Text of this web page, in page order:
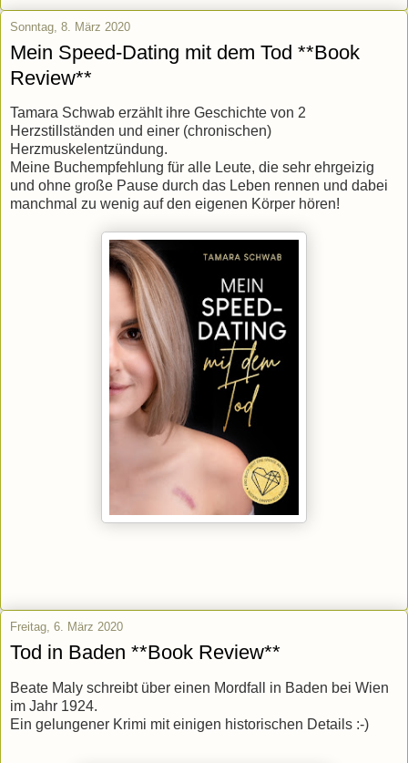
Sonntag, 8. März 2020
Mein Speed-Dating mit dem Tod **Book
Review**
Tamara Schwab erzählt ihre Geschichte von 2
Herzstillständen und einer (chronischen)
Herzmuskelentzündung.
Meine Buchempfehlung für alle Leute, die sehr ehrgeizig
und ohne große Pause durch das Leben rennen und dabei
manchmal zu wenig auf den eigenen Körper hören!
Freitag, 6. März 2020
Tod in Baden **Book Review**
Beate Maly schreibt über einen Mordfall in Baden bei Wien
im Jahr 1924.
Ein gelungener Krimi mit einigen historischen Details :-)